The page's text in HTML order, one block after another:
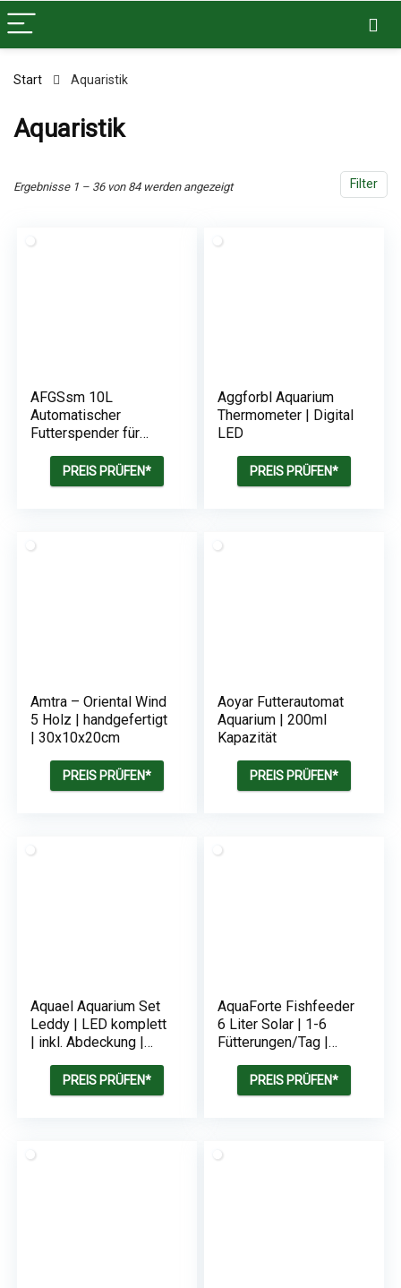
Start Aquaristik
Aquaristik
Filter
Ergebnisse 1 – 36 von 84 werden angezeigt
AFGSsm 10L
Automatischer
Futterspender für
Außenbereich | Koi-
Fische
PREIS PRÜFEN*
Aggforbl Aquarium
Thermometer | Digital
LED
PREIS PRÜFEN*
Amtra – Oriental Wind
5 Holz | handgefertigt
| 30x10x20cm
PREIS PRÜFEN*
Aoyar Futterautomat
Aquarium | 200ml
Kapazität
PREIS PRÜFEN*
Aquael Aquarium Set
Leddy | LED komplett
| inkl. Abdeckung |
PREIS PRÜFEN*
AquaForte Fishfeeder
6 Liter Solar | 1-6
Fütterungen/Tag |
20 sec | Pelletgröße
3-10 mm
PREIS PRÜFEN*